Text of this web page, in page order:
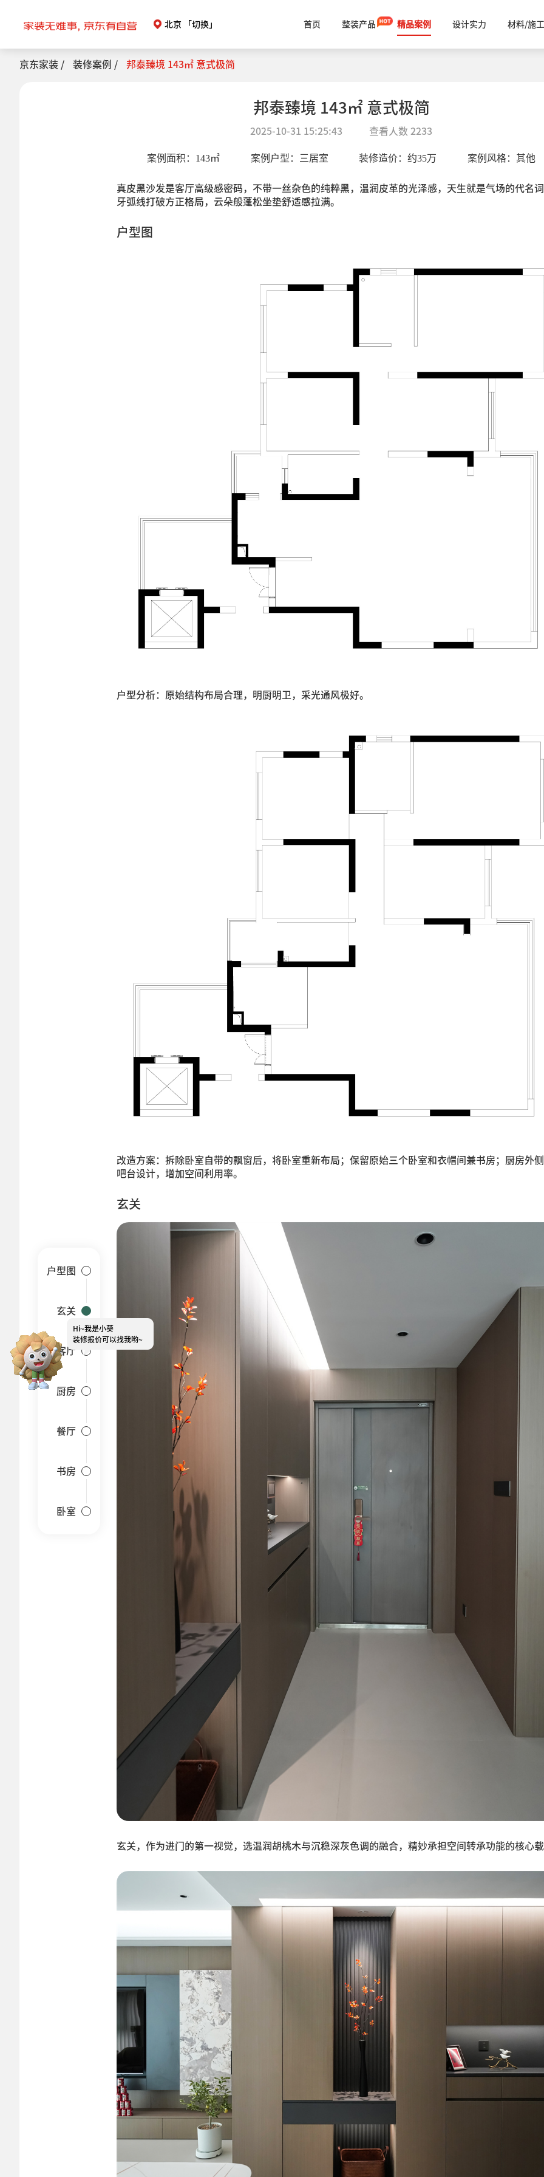
北京 「切换」 首页 整装产品 精品案例 设计实力 材料/施工
京东家装 / 装修案例 / 邦泰臻境 143㎡ 意式极简
邦泰臻境 143㎡ 意式极简
2025-10-31 15:25:43 查看人数 2233
案例面积： 143㎡ 案例户型： 三居室 装修造价：约35万 案例风格： 其他
真皮黑沙发是客厅高级感密码，不带一丝杂色的纯粹黑，温润皮革的光泽感，天生就是气场的代名
牙弧线打破方正格局，云朵般蓬松坐垫舒适感拉满。
户型图
户型分析：原始结构布局合理，明厨明卫，采光通风极好。
改造方案：拆除卧室自带的飘窗后，将卧室重新布局；保留原始三个卧室和衣帽间兼书房；厨房外
吧台设计，增加空间利用率。
玄关
玄关，作为进门的第一视觉，选温润胡桃木与沉稳深灰色调的融合，精妙承担空间转承功能的核心
户型图
玄关
客厅
厨房
餐厅
书房
卧室
Hi~我是小葵
装修报价可以找我哟~